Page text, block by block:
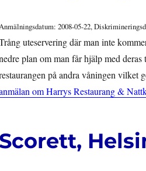
2008-05-22,
uteservering där man inte
plan om man får hjälp med
på andra våningen
om Harrys Restaurang &
Scorett,